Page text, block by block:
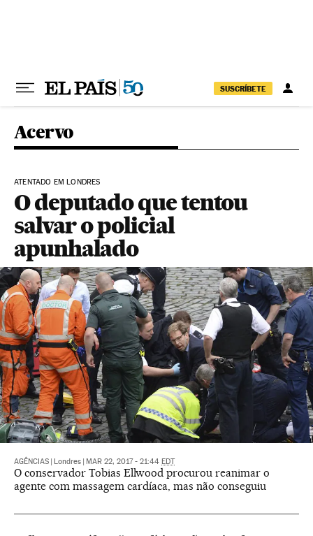
SUSCRÍBETE
Acervo
ATENTADO EM LONDRES
O deputado que tentou
salvar o policial
apunhalado
AGÊNCIAS Londres MAR 22, 2017 - 21:44 EDT
O conservador Tobias Ellwood procurou reanimar o
agente com massagem cardíaca, mas não conseguiu